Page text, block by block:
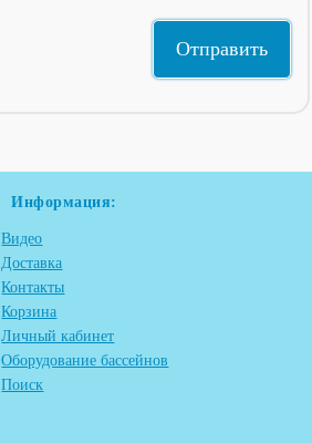
Информация:
Видео
Доставка
Контакты
Корзина
Личный кабинет
Оборудование бассейнов
Поиск